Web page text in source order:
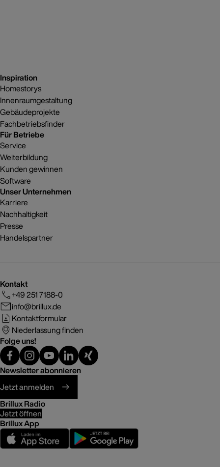
Inspiration
Homestorys
Innenraumgestaltung
Gebäudeprojekte
Fachbetriebsfinder
Für Betriebe
Service
Weiterbildung
Kunden gewinnen
Software
Unser Unternehmen
Karriere
Nachhaltigkeit
Presse
Handelspartner
Kontakt
+49 251 7188-0
info@brillux.de
Kontaktformular
Niederlassung finden
Folge uns!
Newsletter abonnieren
Jetzt anmelden
Brillux Radio
Jetzt öffnen
Brillux App